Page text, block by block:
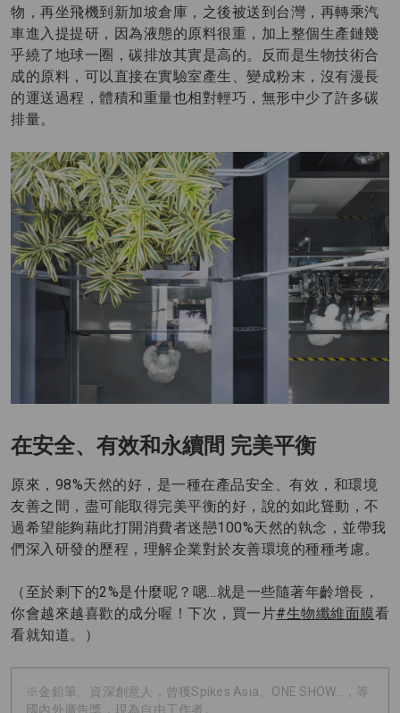
物，再坐飛機到新加坡倉庫，之後被送到台灣，再轉乘汽
車進入提提研，因為液態的原料很重，加上整個生產鏈幾
乎繞了地球一圈，碳排放其實是高的。反而是生物技術合
成的原料，可以直接在實驗室產生、變成粉末，沒有漫長
的運送過程，體積和重量也相對輕巧，無形中少了許多碳
排量。
在安全、有效和永續間 完美平衡
原來，98%天然的好，是一種在產品安全、有效，和環境
友善之間，盡可能取得完美平衡的好，說的如此聳動，不
過希望能夠藉此打開消費者迷戀100%天然的執念，並帶我
們深入研發的歷程，理解企業對於友善環境的種種考慮。
（至於剩下的2%是什麼呢？嗯…就是一些隨著年齡增長，
你會越來越喜歡的成分喔！下次，買一片#生物纖維面膜看
看就知道。）
※金鉛筆。資深創意人，曾獲Spikes Asia、ONE SHOW…，等
國內外廣告獎，現為自由工作者。